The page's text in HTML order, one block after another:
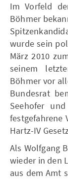
Im Vorfeld
Böhmer
wurde sein
März 2010
seinem
Böhmer vor
Bundesrat
Seehofer
festgefahrene
Hartz-IV
Als Wolfgang
wieder in den
aus dem Amt